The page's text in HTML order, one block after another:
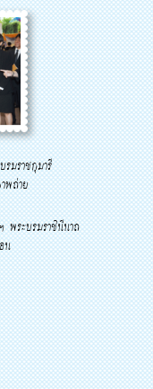
มราชกุมารี
พถ่าย
พระบรมราชินีนาถ
น